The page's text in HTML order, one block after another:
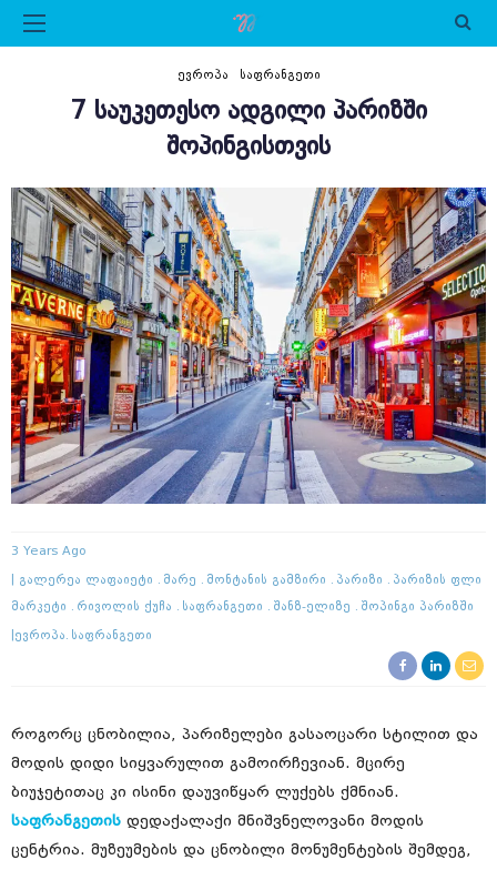
ᲔᲕᲠᲝᲞᲐ ᲡᲐᲤᲠᲐᲜᲒᲔᲗᲘ
7 ᲡᲐᲣᲙᲔᲗᲔᲡᲝ ᲐᲓᲒᲘᲚᲘ ᲞᲐᲠᲘᲖᲨᲘ
ᲨᲝᲞᲘᲜᲒᲘᲡᲗᲕᲘᲡ
3 Years Ago
Გალერეა Ლაფაიეტი Მარე Მონტანის Გამზირი Პარიზი Პარიზის Ფლი
Მარკეტი Რივოლის Ქუჩა Საფრანგეთი Შანზ-Ელიზე Შოპინგი Პარიზში
Ევროპა Საფრანგეთი
როგორც ცნობილია, პარიზელები გასაოცარი სტილით და
მოდის დიდი სიყვარულით გამოირჩევიან. მცირე
ბიუჯეტითაც კი ისინი დაუვიწყარ ლუქებს ქმნიან.
საფრანგეთის დედაქალაქი მნიშვნელოვანი მოდის
ცენტრია. მუზეუმების და ცნობილი მონუმენტების შემდეგ,